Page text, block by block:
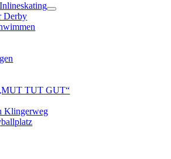
Derby
TUT GUT“
Klingerweg